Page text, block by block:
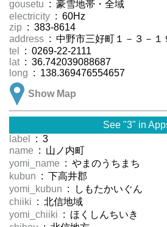
gousetu : 豪雪地帯・全域
electricity : 60Hz
zip : 383-8614
address : 中野市三好町１－３－１
tel
: 0269-22-2111
lat : 36.742039088687
long : 138.369476554657
Show Map
See "3" in
label
: 3
name : 山ノ内町
yomi_name : やまのうちまち
kubun : 下高井郡
yomi_kubun : しもたかいぐん
chiiki : 北信地域
yomi_chiiki : ほくしんちいき